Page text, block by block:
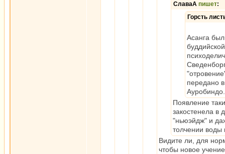
СлаваА пишет:
Горсть
Асанга
передано
Появление
закостенела в
"ньюэйдж" и
толчении воды
Видите ли, для
чтобы новое